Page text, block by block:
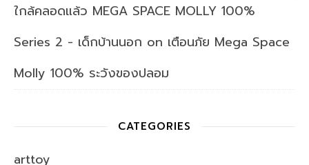
ใกล้คลอดแล้ว MEGA SPACE MOLLY 100%
Series 2 - เด็กบ้านนอก on เตือนภัย Mega Space
Molly 100% ระวังของปลอม
CATEGORIES
arttoy